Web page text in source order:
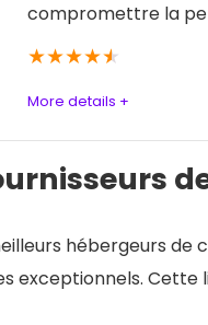
compromettre la
★★★★★
More details +
une approche
grâce à
flexibilité peut se
des ressources
hébergeurs
exceptionnels.